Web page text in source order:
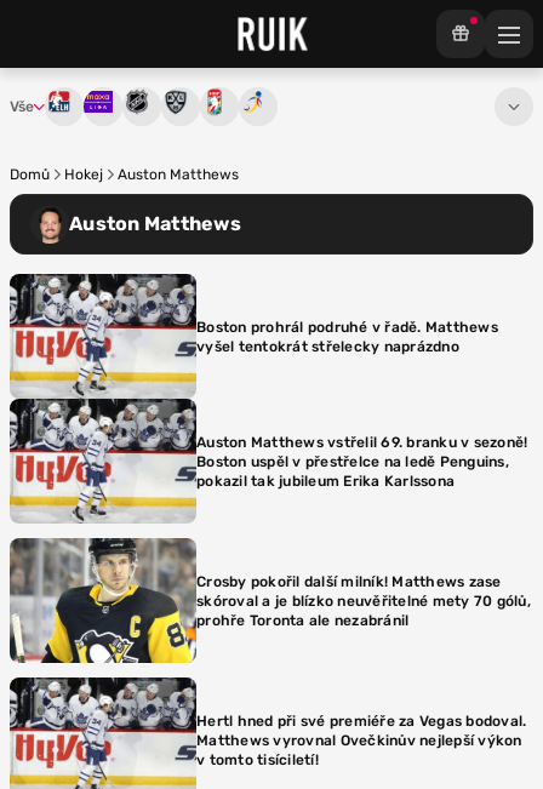
Vše Tipsport extraliga
Maxa ligaNHL KHL Mistrovství světa
Domů Hokej Auston Matthews
Auston Matthews
Boston prohrál podruhé v řadě. Matthews
vyšel tentokrát střelecky naprázdno
Auston Matthews vstřelil 69. branku v sezoně!
Boston uspěl v přestřelce na ledě Penguins,
pokazil tak jubileum Erika Karlssona
Crosby pokořil další milník! Matthews zase
skóroval a je blízko neuvěřitelné mety 70 gólů,
prohře Toronta ale nezabránil
Hertl hned při své premiéře za Vegas bodoval.
Matthews vyrovnal Ovečkinův nejlepší výkon
v tomto tisíciletí!